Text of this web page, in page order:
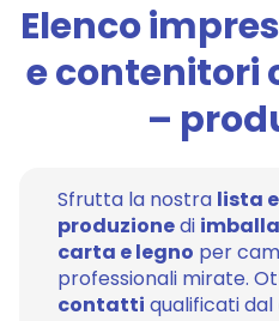
Elenco
e contenitori
–
Sfrutta la nostra lista
produzionedi
carta e legno per
professionali mirate.
contatti qualificati dal